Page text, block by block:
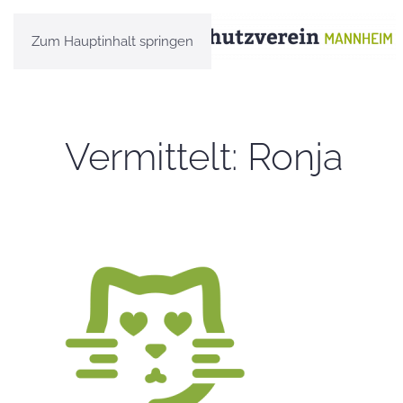
Zum Hauptinhalt springen
Vermittelt: Ronja